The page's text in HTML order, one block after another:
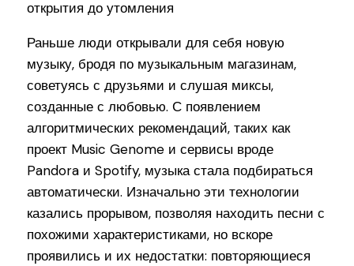
Раньше люди открывали для себя новую
музыку, бродя по музыкальным магазинам,
советуясь с друзьями и слушая миксы,
созданные с любовью. С появлением
алгоритмических рекомендаций, таких как
проект Music Genome и сервисы вроде
Pandora и Spotify, музыка стала подбираться
автоматически. Изначально эти технологии
казались прорывом, позволяя находить песни с
похожими характеристиками, но вскоре
проявились и их недостатки: повторяющиеся